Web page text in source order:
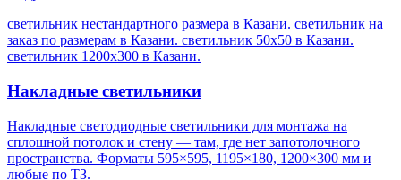
светильник нестандартного размера в Казани. светильник на
заказ по размерам в Казани. светильник 50х50 в Казани.
светильник 1200х300 в Казани.
Накладные светильники
Накладные светодиодные светильники для монтажа на
сплошной потолок и стену — там, где нет запотолочного
пространства. Форматы 595×595, 1195×180, 1200×300 мм и
любые по ТЗ.